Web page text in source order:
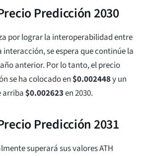
Predicción 2030
por lograr la interoperabilidad entre
interacción, se espera que continúe la
anterior. Por lo tanto, el precio
se ha colocado en$0.002448y un
arriba$0.002623en 2030.
Predicción 2031
superará sus valores ATH